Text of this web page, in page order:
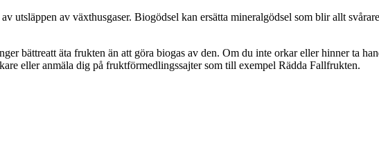
utsläppen av växthusgaser. Biogödsel kan ersätta mineralgödsel som blir allt
bättreatt äta frukten än att göra biogas av den. Om du inte orkar eller hinner ta
eller anmäla dig på fruktförmedlingssajter som till exempel Rädda Fallfrukten.